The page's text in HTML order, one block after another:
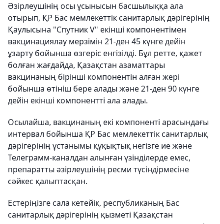
Әзірлеушінің осы ұсынысын басшылыққа ала
отырып, ҚР Бас мемлекеттік санитарлық дәрігерінің
Қаулысына "Спутник V" екінші компонентімен
вакцинациялау мерзімін 21-ден 45 күнге дейін
ұзарту бойынша өзгеріс енгізілді. Бұл ретте, қажет
болған жағдайда, Қазақстан азаматтары
вакцинаның бірінші компонентін алған жері
бойынша өтініш бере алады және 21-ден 90 күнге
дейін екінші компонентті ала алады.
Осылайша, вакцинаның екі компоненті арасындағы
интервал бойынша ҚР Бас мемлекеттік санитарлық
дәрігерінің ұстанымы құқықтық негізге ие және
Телеграмм-каналдан алынған үзінділерде емес,
препаратты әзірлеушінің ресми түсіндірмесіне
сәйкес қалыптасқан.
Естеріңізге сала кетейік, республиканың Бас
санитарлық дәрігерінің қызметі Қазақстан